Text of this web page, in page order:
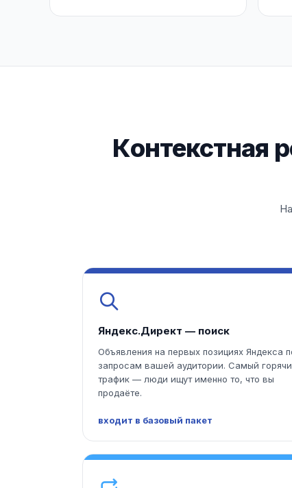
Контекстная
Яндекс.Директ — поиск
Объявления на первых позициях Яндекса
запросам вашей аудитории. Самый
трафик — люди ищут именно то, что вы
продаёте.
входит в базовый пакет